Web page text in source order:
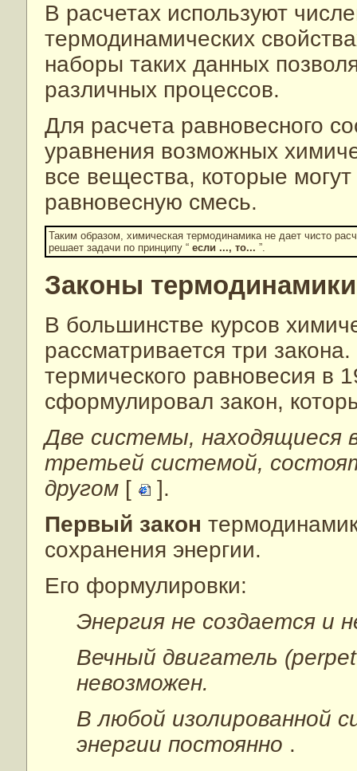
В расчетах используют
термодинамических
наборы таких данных
различных процессов.
Для расчета равновесного
уравнения возможных
все вещества, которые
равновесную смесь.
Таким образом, химическая термодинамика не дает чисто
решает задачи по принципу “ если ..., то... ”.
Законы термодинамики
В большинстве курсов
рассматривается три
термического равновесия в
сформулировал закон,
Две системы, находящиеся
третьей системой,
другом [
].
Первый закон
сохранения энергии.
Его формулировки:
Энергия не создается и
Вечный двигатель
невозможен.
В любой изолированной
энергии постоянно .